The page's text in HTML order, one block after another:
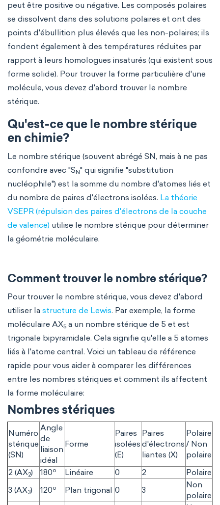
peut être positive ou négative. Les composés polaires
se dissolvent dans des solutions polaires et ont des
points d'ébullition plus élevés que les non-polaires; ils
fondent également à des températures réduites par
rapport à leurs homologues insaturés (qui existent sous
forme solide). Pour trouver la forme particulière d'une
molécule, vous devez d'abord trouver le nombre
stérique.
Qu'est-ce que le nombre stérique
en chimie?
Le nombre stérique (souvent abrégé SN, mais à ne pas
confondre avec "S N" qui signifie "substitution
nucléophile") est la somme du nombre d'atomes liés et
du nombre de paires d'électrons isolées. La théorie
VSEPR (répulsion des paires d'électrons de la couche
de valence) utilise le nombre stérique pour déterminer
la géométrie moléculaire.
Comment trouver le nombre stérique?
Pour trouver le nombre stérique, vous devez d'abord
utiliser la structure de Lewis. Par exemple, la forme
moléculaire AX5 a un nombre stérique de 5 et est
trigonale bipyramidale. Cela signifie qu'elle a 5 atomes
liés à l'atome central. Voici un tableau de référence
rapide pour vous aider à comparer les différences
entre les nombres stériques et comment ils affectent
la forme moléculaire:
Nombres stériques
Numéro
stérique
(SN)
Angle
de
liaison
idéal
Forme
Paires
isolées
(E)
Paires
d'électrons
liantes (X)
Polaire
/ Non
polaire
2 (AX2) 180o Linéaire 0 2 Polaire
3 (AX3) 120o Plan trigonal 0 3
Non
polaire